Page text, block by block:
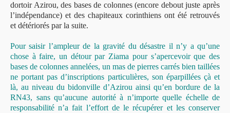
dortoir Azirou, des bases de colonnes (encore debout juste après
l’indépendance) et des chapiteaux corinthiens ont été retrouvés
et détériorés par la suite.
Pour saisir l’ampleur de la gravité du désastre il n’y a qu’une
chose à faire, un détour par Ziama pour s’apercevoir que des
bases de colonnes annelées, un mas de pierres carrés bien taillées
ne portant pas d’inscriptions particulières, son éparpillées çà et
là, au niveau du bidonville d’Azirou ainsi qu’en bordure de la
RN43, sans qu’aucune autorité à n’importe quelle échelle de
responsabilité n’a fait l’effort de le récupérer et les conserver